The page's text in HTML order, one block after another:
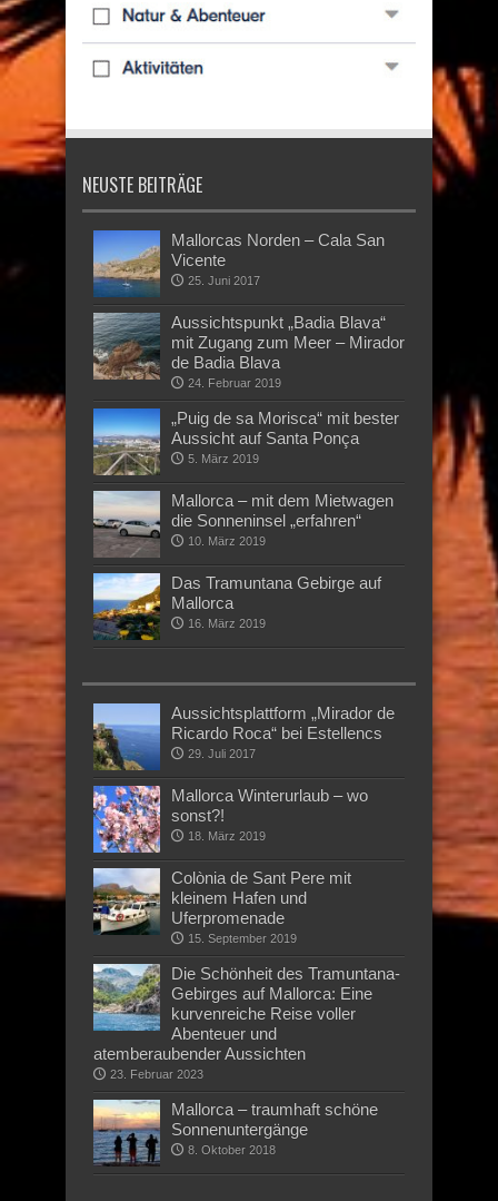
NEUSTE BEITRÄGE
Mallorcas Norden – Cala San
Vicente
25. Juni 2017
Aussichtspunkt „Badia Blava“
mit Zugang zum Meer – Mirador
de Badia Blava
24. Februar 2019
„Puig de sa Morisca“ mit bester
Aussicht auf Santa Ponça
5. März 2019
Mallorca – mit dem Mietwagen
die Sonneninsel „erfahren“
10. März 2019
Das Tramuntana Gebirge auf
Mallorca
16. März 2019
Aussichtsplattform „Mirador de
Ricardo Roca“ bei Estellencs
29. Juli 2017
Mallorca Winterurlaub – wo
sonst?!
18. März 2019
Colònia de Sant Pere mit
kleinem Hafen und
Uferpromenade
15. September 2019
Die Schönheit des Tramuntana-
Gebirges auf Mallorca: Eine
kurvenreiche Reise voller
Abenteuer und
atemberaubender Aussichten
23. Februar 2023
Mallorca – traumhaft schöne
Sonnenuntergänge
8. Oktober 2018